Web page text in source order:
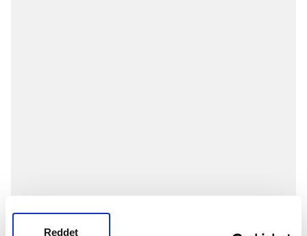
Reddet
Kulüpten yapılan açıklamada, "Hızı, enerjisi ve